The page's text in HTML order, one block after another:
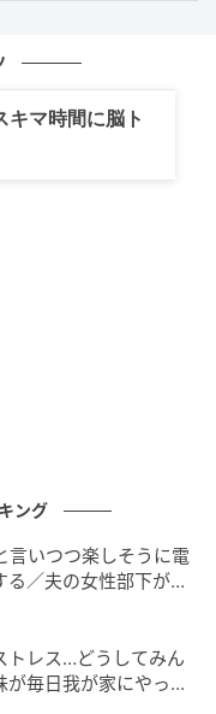
を食べる時間もほ
てしまうため、同
られずにいるので
込んでしまいがち
切です。少しずつ
の負担も減り、チ
す。
キマ時間に脳ト
ング
言いつつ楽しそうに電
／夫の女性部下が気
トレス…どうしてみん
毎日我が家にやって